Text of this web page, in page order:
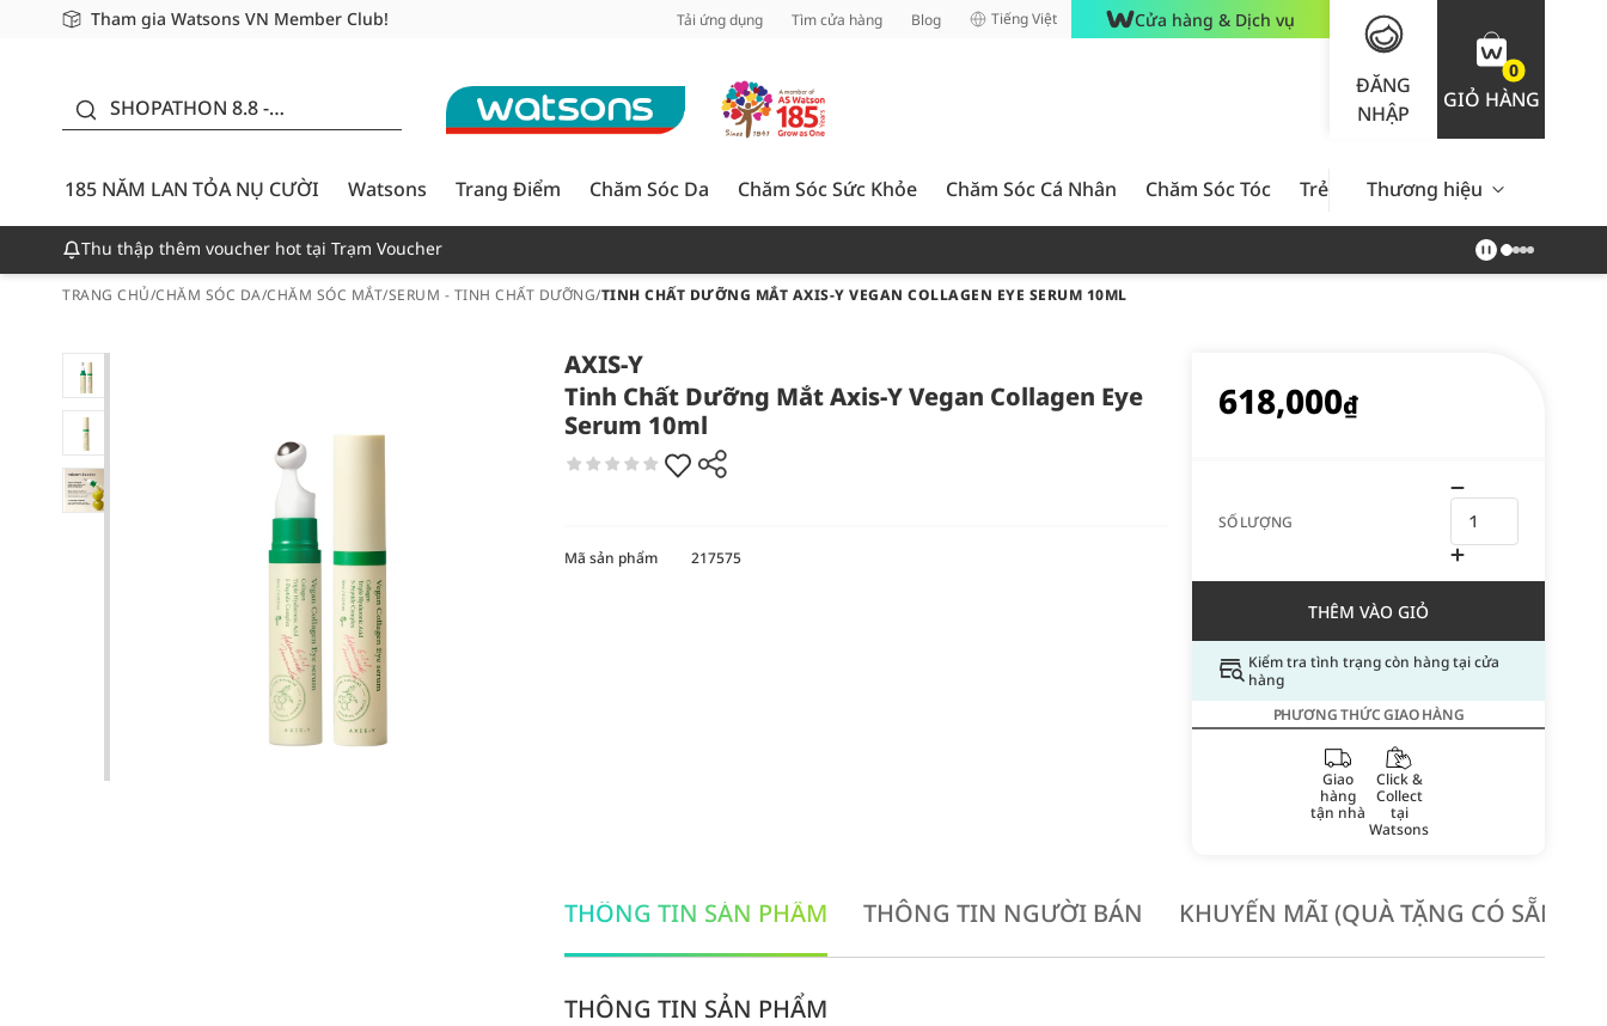
Tham gia Watsons VN Member Club!
Miễn phí giao hàng cho đơn hàng từ 249,000Đ
Giao hàng nhanh 24h - Áp dụng khu vực TP. Hồ Chí Minh Tải ứng dụng Tìm cửa hàng Blog Tiếng Việt Cửa hàng & Dịch vụ
ĐĂNG
NHẬP
0
GIỎ HÀNG
SHOPATHON 8.8 -
CƯỜI - GIẢM ĐẾN
50%
185 NĂM LAN TỎA NỤ CƯỜI
Watsons Trang Điểm Chăm Sóc Da Chăm Sóc Sức Khỏe Chăm Sóc Cá Nhân Chăm Sóc Tóc Trẻ Em Nam Giới Chăm Sóc
Thương hiệu
Thu thập thêm voucher hot tại Trạm Voucher
TRANG CHỦ/CHĂM SÓC DA/CHĂM SÓC MẮT/SERUM - TINH CHẤT DƯỠNG/TINH CHẤT DƯỠNG MẮT AXIS-Y VEGAN COLLAGEN EYE SERUM 10ML
AXIS-Y
Tinh Chất Dưỡng Mắt Axis-Y Vegan Collagen Eye
Serum 10ml
618,000₫
SỐ LƯỢNG
THÊM VÀO GIỎ
Kiểm tra tình trạng còn hàng tại cửa
hàng
PHƯƠNG THỨC GIAO HÀNG
Giao
hàng
tận nhà
Click &
Collect
tại
Watsons
Mã sản phẩm 217575
THÔNG TIN SẢN PHẨM THÔNG TIN NGƯỜI BÁN KHUYẾN MÃI (QUÀ TẶNG CÓ SẴN
THÔNG TIN SẢN PHẨM